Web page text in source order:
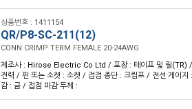
상품번호 : 1411154
QR/P8-SC-211(12)
CONN CRIMP TERM FEMALE 20-24AWG
제조사 : Hirose Electric Co Ltd / 포장 : 테이프 및 릴(TR)
전력 / 핀 또는 소켓 : 소켓 / 접점 종단 : 크림프 / 전선 게이
감 : 금 / 접점 마감 두께 :